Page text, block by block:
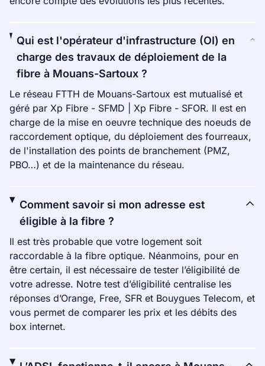
Qui est l'opérateur d'infrastructure (OI) en
charge des travaux de déploiement de la
fibre à Mouans-Sartoux ?
Le réseau FTTH de Mouans-Sartoux est mutualisé et
géré par Xp Fibre - SFMD | Xp Fibre - SFOR. Il est en
charge de la mise en oeuvre technique des noeuds de
raccordement optique, du déploiement des fourreaux,
de l'installation des points de branchement (PMZ,
PBO…) et de la maintenance du réseau.
Comment savoir si mon adresse est
éligible à la fibre ?
Il est très probable que votre logement soit
raccordable à la fibre optique. Néanmoins, pour en
être certain, il est nécessaire de tester l’éligibilité de
votre adresse. Notre test d’éligibilité centralise les
réponses d’Orange, Free, SFR et Bouygues Telecom, et
vous permet de comparer les prix et les débits des
box internet.